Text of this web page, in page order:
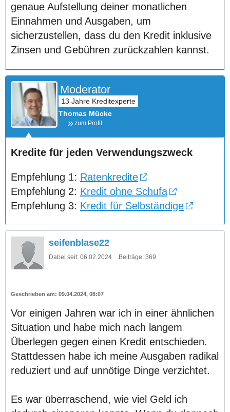
genaue Aufstellung deiner monatlichen
Einnahmen und Ausgaben, um
sicherzustellen, dass du den Kredit inklusive
Zinsen und Gebühren zurückzahlen kannst.
Moderator
Thomas Mücke
zum Profil
Kredite für jeden Verwendungszweck
Empfehlung 1: Ratenkredite
Empfehlung 2: Kredit ohne Schufa
Empfehlung 3: Kredit für Selbständige
seifenblase22
Dabei seit: 06.02.2024 Beiträge: 369
09.04.2024, 08:07
Vor einigen Jahren war ich in einer ähnlichen
Situation und habe mich nach langem
Überlegen gegen einen Kredit entschieden.
Stattdessen habe ich meine Ausgaben radikal
reduziert und auf unnötige Dinge verzichtet.
Es war überraschend, wie viel Geld ich